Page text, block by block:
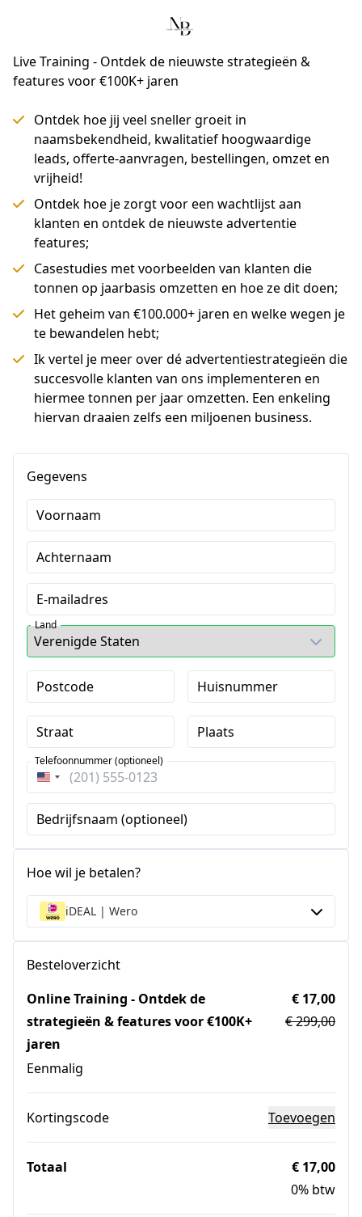
Live Training - Ontdek de nieuwste strategieën &
features voor €100K+ jaren
Ontdek hoe jij veel sneller groeit in
naamsbekendheid, kwalitatief hoogwaardige
leads, offerte-aanvragen, bestellingen, omzet en
vrijheid!
Ontdek hoe je zorgt voor een wachtlijst aan
klanten en ontdek de nieuwste advertentie
features;
Casestudies met voorbeelden van klanten die
tonnen op jaarbasis omzetten en hoe ze dit doen​​​​​​​;
Het geheim van €100.000+ jaren en welke wegen je
te bewandelen hebt;
Ik vertel je meer over dé advertentiestrategieën die
succesvolle klanten van ons implementeren en
hiermee tonnen per jaar omzetten. Een enkeling
hiervan draaien zelfs een miljoenen business.
Gegevens
Voornaam
Achternaam
E-mailadres
Land
Postcode Huisnummer
Straat Plaats
Verenigde
Staten
+1
Telefoonnummer (optioneel)
Bedrijfsnaam (optioneel)
Hoe wil je betalen?
iDEAL | Wero
Besteloverzicht
Online Training - Ontdek de
strategieën & features voor €100K+
jaren
Eenmalig
€ 17,00
€ 299,00
Kortingscode Toevoegen
Totaal
€ 17,00
0% btw